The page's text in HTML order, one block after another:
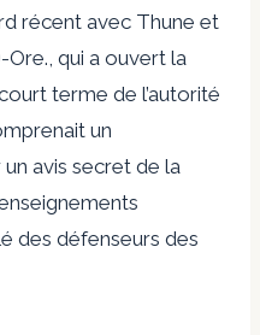
récent avec Thune et
qui a ouvert la
terme de l’autorité
un
avis secret de la
des défenseurs des